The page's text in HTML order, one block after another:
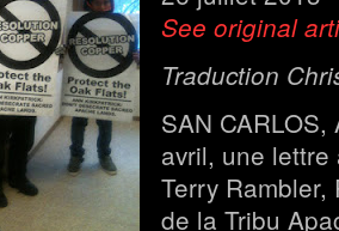
See original
Traduction
SAN
avril, une
Terry Rambler,
de la Tribu